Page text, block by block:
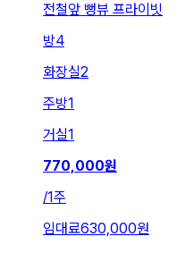
전철앞 뻥뷰 프라이빗
방4
화장실2
주방1
거실1
770,000원
/1주
임대료630,000원